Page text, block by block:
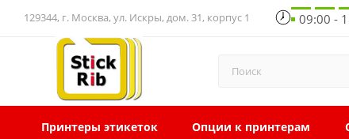
129344, г. Москва, ул. Искры, дом. 31, корпус 1 09:00 -
Принтеры этикеток Опции к принтерам